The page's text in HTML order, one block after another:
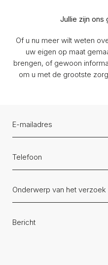
Jullie zijn ons
Of u nu meer wilt weten
uw eigen op maat
brengen, of gewoon
om u met de grootste